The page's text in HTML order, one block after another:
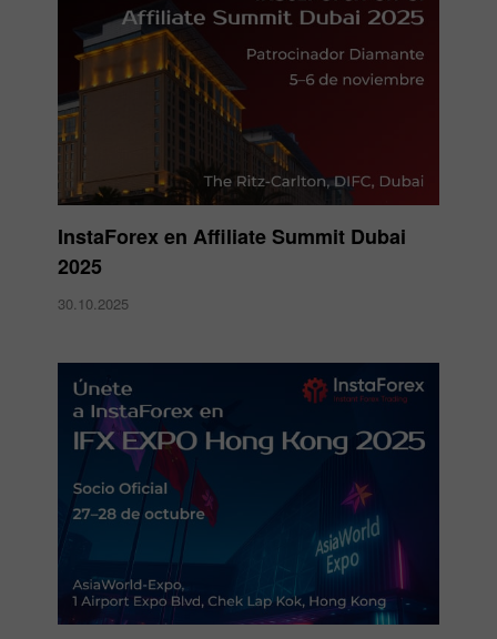
InstaForex en Affiliate Summit Dubai
2025
30.10.2025